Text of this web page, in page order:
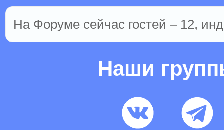
На Форуме сейчас гостей – 12,
Наши